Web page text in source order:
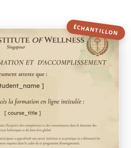
ÉCHANTILLON